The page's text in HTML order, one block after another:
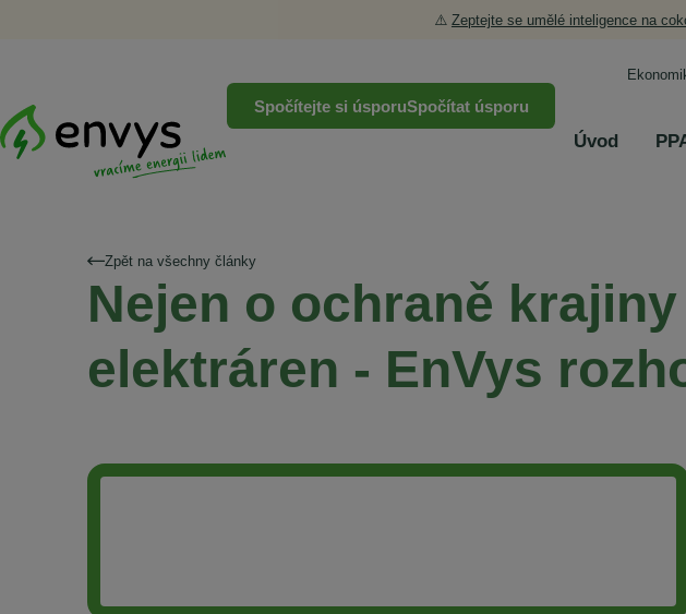
⚠️ Zeptejte se umělé inteligence na
Spočítejte si úsporuSpočítat úsporu
Úvod
Zpět na všechny články
Nejen o ochraně
elektráren - EnVys